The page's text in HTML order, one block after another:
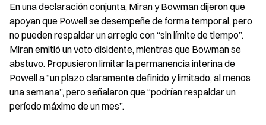
En una declaración conjunta, Miran y Bowman dijeron que
apoyan que Powell se desempeñe de forma temporal, pero
no pueden respaldar un arreglo con “sin límite de tiempo”.
Miran emitió un voto disidente, mientras que Bowman se
abstuvo. Propusieron limitar la permanencia interina de
Powell a “un plazo claramente definido y limitado, al menos
una semana”, pero señalaron que “podrían respaldar un
período máximo de un mes”.